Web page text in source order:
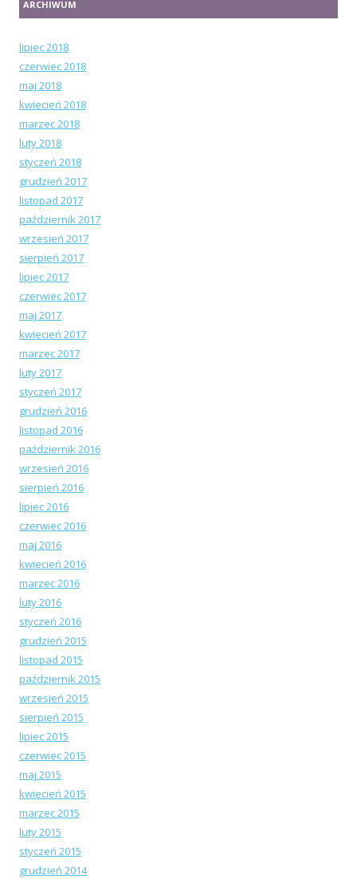
ARCHIWUM
lipiec 2018
czerwiec 2018
maj 2018
kwiecień 2018
marzec 2018
luty 2018
styczeń 2018
grudzień 2017
listopad 2017
październik 2017
wrzesień 2017
sierpień 2017
lipiec 2017
czerwiec 2017
maj 2017
kwiecień 2017
marzec 2017
luty 2017
styczeń 2017
grudzień 2016
listopad 2016
październik 2016
wrzesień 2016
sierpień 2016
lipiec 2016
czerwiec 2016
maj 2016
kwiecień 2016
marzec 2016
luty 2016
styczeń 2016
grudzień 2015
listopad 2015
październik 2015
wrzesień 2015
sierpień 2015
lipiec 2015
czerwiec 2015
maj 2015
kwiecień 2015
marzec 2015
luty 2015
styczeń 2015
grudzień 2014